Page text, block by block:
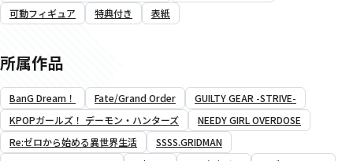
可動フィギュア
特典付き 表紙
所属作品
BanG Dream！ Fate/Grand Order
GUILTY GEAR -STRIVE-
KPOPガールズ！ デーモン・ハンターズ
NEEDY GIRL OVERDOSE
Re:ゼロから始める異世界生活
SSSS.GRIDMAN